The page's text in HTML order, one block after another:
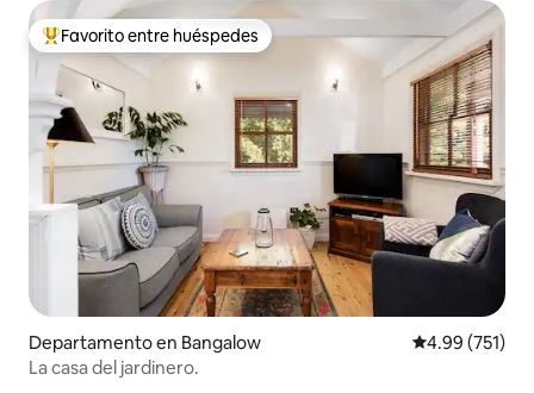
De los mejores en Favorito entre huéspedes
Favorito entre huéspedes
Departamento en Bangalow Calificación
4.99 (751)
La casa del jardinero.